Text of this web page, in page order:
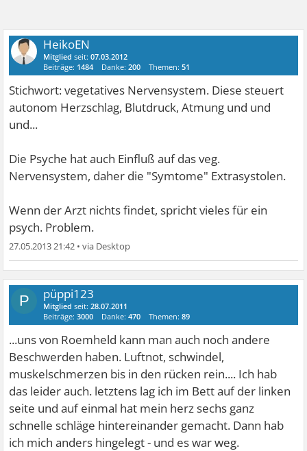
HeikoEN
Mitglied seit:07.03.2012
Beiträge: 1484 Danke:200 Themen:51
Stichwort: vegetatives Nervensystem. Diese steuert
autonom Herzschlag, Blutdruck, Atmung und und
und...
Die Psyche hat auch Einfluß auf das veg.
Nervensystem, daher die "Symtome" Extrasystolen.
Wenn der Arzt nichts findet, spricht vieles für ein
psych. Problem.
27.05.2013 21:42 •
P püppi123
Mitglied seit:28.07.2011
Beiträge:3000 Danke:470 Themen:89
...uns von Roemheld kann man auch noch andere
Beschwerden haben. Luftnot, schwindel,
muskelschmerzen bis in den rücken rein.... Ich hab
das leider auch. letztens lag ich im Bett auf der linken
seite und auf einmal hat mein herz sechs ganz
schnelle schläge hintereinander gemacht. Dann hab
ich mich anders hingelegt - und es war weg.